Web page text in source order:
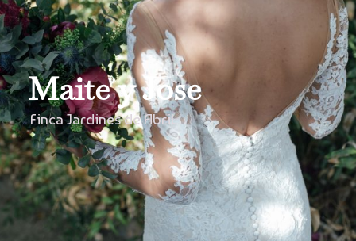
Maite y Jose
Finca Jardines de Abril